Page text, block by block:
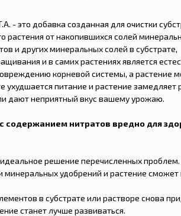
- это добавка созданная для очистки
растения от накопившихся солей
и других минеральных солей в субстрате,
и в самих растениях является
корневой системы, а растение
ухудшается питание и растение замедляет
дают неприятный вкус вашему урожаю.
содержанием нитратов вредно для
решение перечисленных проблем.
минеральных удобрений и растение сможет
в субстрате или растворе снова
станет лучше развиваться.